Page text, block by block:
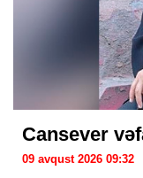
Cansever
09 avqust 2026 09:32